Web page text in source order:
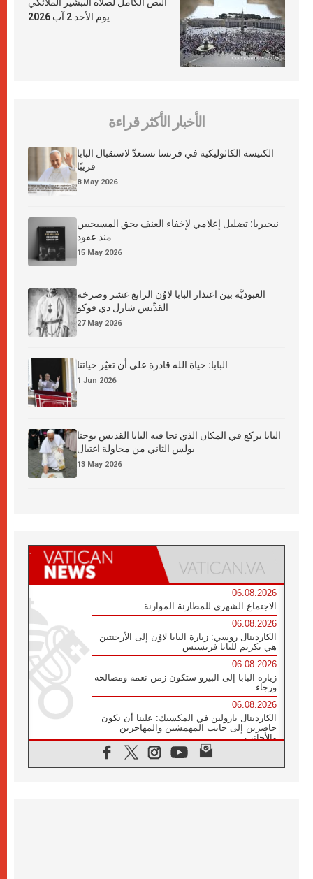
يوم الأحد 2 آب 2026
الأخبار الأكثر قراءة
الكنيسة الكاثوليكية في فرنسا تستعدّ لاستقبال البابا
قريبًا
8 May 2026
نيجيريا: تضليل إعلامي لإخفاء العنف بحق المسيحيين
منذ عقود
15 May 2026
العبوديَّة بين اعتذار البابا لاوُن الرابع عشر وصرخة
القدِّيس شارل دي فوكو
27 May 2026
البابا: حياة الله قادرة على أن تغيّر حياتنا
1 Jun 2026
البابا يركع في المكان الذي نجا فيه البابا القديس يوحنا
بولس الثاني من محاولة اغتيال
13 May 2026
06.08.2026
الاجتماع الشهري للمطارنة الموارنة
06.08.2026
الكاردينال روسي: زيارة البابا لاوُن إلى الأرجنتين
هي تكريم للبابا فرنسيس
06.08.2026
زيارة البابا إلى البيرو ستكون زمن نعمة ومصالحة
ورجاء
06.08.2026
الكاردينال بارولين في المكسيك: علينا أن نكون
حاضرين إلى جانب المهمشين والمهاجرين
والأجانب
البابا لاوُن الرابع عشر للشباب في أسيزي: